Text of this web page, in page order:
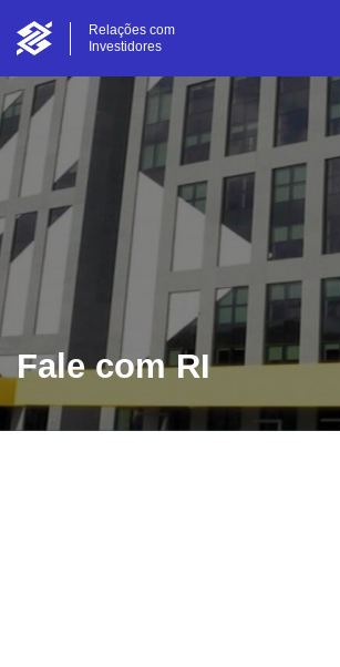
Relações com
Investidores
Fale com RI